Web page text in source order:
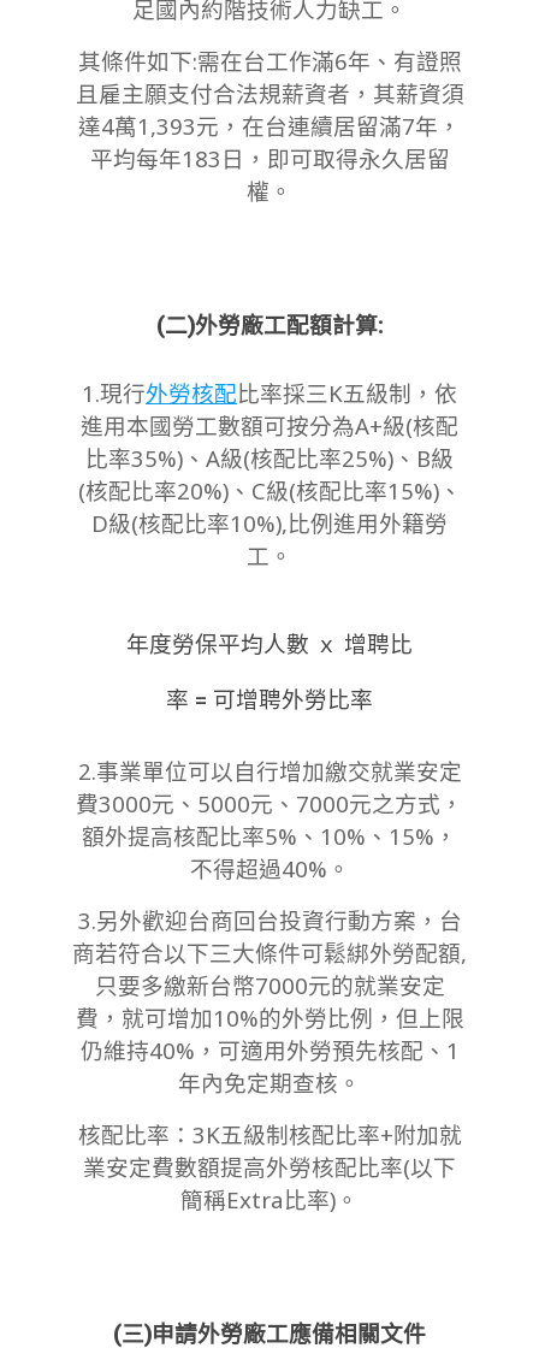
足國內約階技術人力缺工。
其條件如下:需在台工作滿6年、有證照
且雇主願支付合法規薪資者，其薪資須
達4萬1,393元，在台連續居留滿7年，
平均每年183日，即可取得永久居留
權。
(二)外勞廠工配額計算:
1.現行外勞核配比率採三K五級制，依
進用本國勞工數額可按分為A+級(核配
比率35%)、A級(核配比率25%)、B級
(核配比率20%)、C級(核配比率15%)、
D級(核配比率10%),比例進用外籍勞
工。
年度勞保平均人數 ｘ 增聘比
率 = 可增聘外勞比率
2.事業單位可以自行增加繳交就業安定
費3000元、5000元、7000元之方式，
額外提高核配比率5%、10%、15%，
不得超過40%。
3.另外歡迎台商回台投資行動方案，台
商若符合以下三大條件可鬆綁外勞配額,
只要多繳新台幣7000元的就業安定
費，就可增加10%的外勞比例，但上限
仍維持40%，可適用外勞預先核配、1
年內免定期查核。
核配比率：3K五級制核配比率+附加就
業安定費數額提高外勞核配比率(以下
簡稱Extra比率)。
(三)申請外勞廠工應備相關文件